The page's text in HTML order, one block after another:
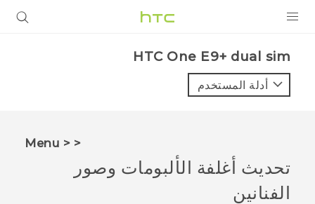
VIVE
VIVERSE
البرامج + التطبيقات
HTC One E9+ dual sim‎
أدلة المستخدم
< < Menu
تحديث أغلفة الألبومات وصور
الفنانين